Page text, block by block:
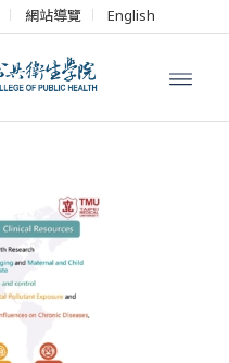
網站導覽 English